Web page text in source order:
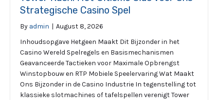
Strategische Casino Spel
By admin | August 8, 2026
Inhoudsopgave Hetgeen Maakt Dit Bijzonder in het
Casino Wereld Spelregels en Basismechanismen
Geavanceerde Tactieken voor Maximale Opbrengst
Winstopbouw en RTP Mobiele Speelervaring Wat Maakt
Ons Bijzonder in de Casino Industrie In tegenstelling tot
klassieke slotmachines of tafelspellen verenigt Tower